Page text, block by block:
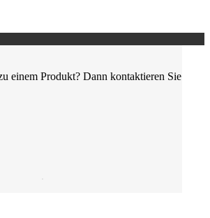
einem Produkt? Dann kontaktieren Sie